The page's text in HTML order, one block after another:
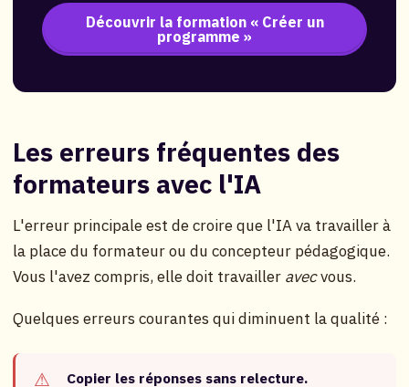
Découvrir la formation « Créer un
programme »
Les erreurs fréquentes des
formateurs avec l'IA
L'erreur principale est de croire que l'IA va travailler à
la place du formateur ou du concepteur pédagogique.
Vous l'avez compris, elle doit travailler avecvous.
Quelques erreurs courantes qui diminuent la qualité :
Copier les réponses sans relecture.